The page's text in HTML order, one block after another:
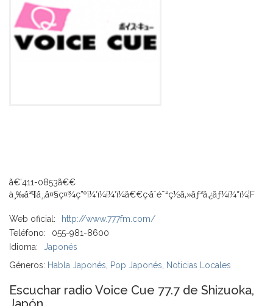
ã€’411-0853ã€€
ä¸‰å³¶å¸‚å¤§ç¤¾ç”ºï¼‘ï¼ï¼‘ï¼ã€€ç·åˆé˜²ç½ã‚»ãƒ³ã‚¿ãƒ¼ï¼“ï¼¦F
Web oficial:
http://www.777fm.com/
Teléfono:
055-981-8600
Idioma:
Japonés
Géneros: Habla Japonés Pop Japonés Noticias Locales
Escuchar radio Voice Cue 77.7 de Shizuoka,